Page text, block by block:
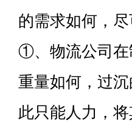
的需求如何，
①、物流公司在
重量如何，过
此只能人力，